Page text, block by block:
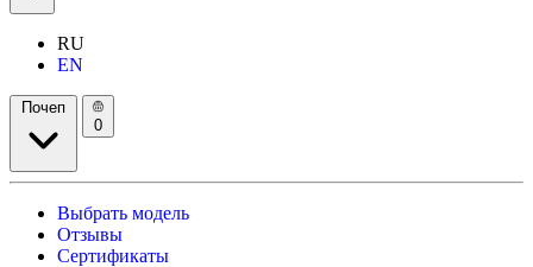
RU
EN
Почеп
0
Выбрать модель
Отзывы
Сертификаты